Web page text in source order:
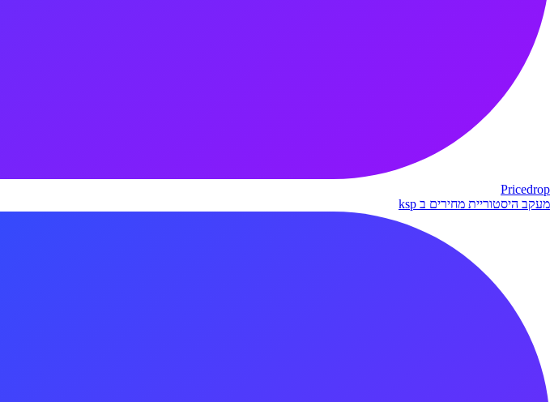
Pricedrop
מעקב היסטוריית מחירים ב ksp